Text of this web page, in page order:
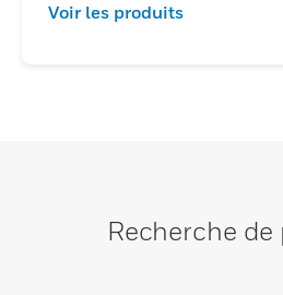
Voir les produits
Recherche